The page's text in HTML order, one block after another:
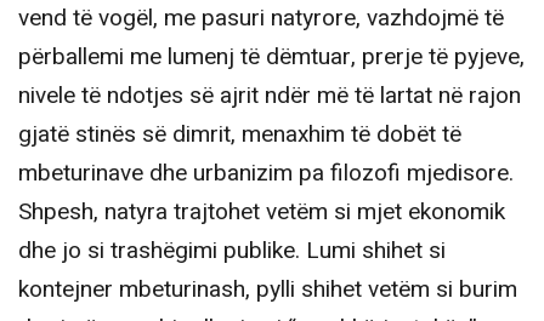
vend të vogël, me pasuri natyrore, vazhdojmë të
përballemi me lumenj të dëmtuar, prerje të pyjeve,
nivele të ndotjes së ajrit ndër më të lartat në rajon
gjatë stinës së dimrit, menaxhim të dobët të
mbeturinave dhe urbanizim pa filozofi mjedisore.
Shpesh, natyra trajtohet vetëm si mjet ekonomik
dhe jo si trashëgimi publike. Lumi shihet si
kontejner mbeturinash, pylli shihet vetëm si burim